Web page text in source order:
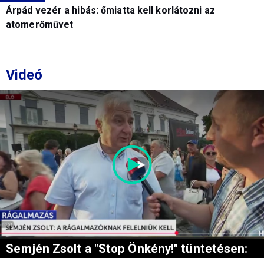
Árpád vezér a hibás: őmiatta kell korlátozni az
atomerőművet
Videó
Semjén Zsolt a "Stop Önkény!" tüntetésen: